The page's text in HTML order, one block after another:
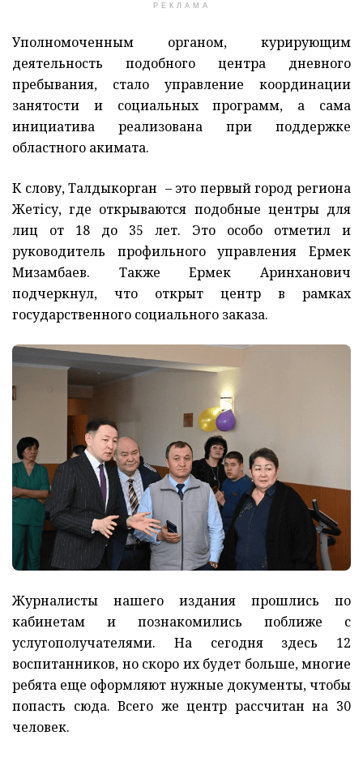
РЕКЛАМА
Уполномоченным органом, курирующим
деятельность подобного центра дневного
пребывания, стало управление координации
занятости и социальных программ, а сама
инициатива реализована при поддержке
областного акимата.
К слову, Талдыкорган – это первый город региона
Жетісу, где открываются подобные центры для
лиц от 18 до 35 лет. Это особо отметил и
руководитель профильного управления Ермек
Мизамбаев. Также Ермек Аринханович
подчеркнул, что открыт центр в рамках
государственного социального заказа.
Журналисты нашего издания прошлись по
кабинетам и познакомились поближе с
услугополучателями. На сегодня здесь 12
воспитанников, но скоро их будет больше, многие
ребята еще оформляют нужные документы, чтобы
попасть сюда. Всего же центр рассчитан на 30
человек.